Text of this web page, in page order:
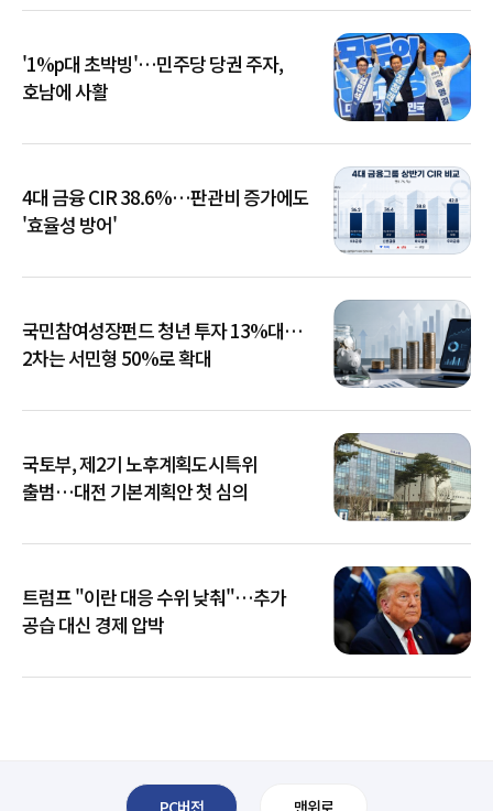
'1%p대 초박빙'…민주당 당권 주자,
호남에 사활
4대 금융 CIR 38.6%…판관비 증가에도
'효율성 방어'
국민참여성장펀드 청년 투자 13%대…
2차는 서민형 50%로 확대
국토부, 제2기 노후계획도시특위
출범…대전 기본계획안 첫 심의
트럼프 "이란 대응 수위 낮춰"…추가
공습 대신 경제 압박
PC버전 맨위로